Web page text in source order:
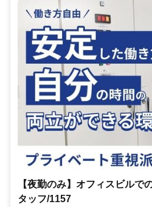
【夜勤のみ】オフィスビルで
タッフ/1157